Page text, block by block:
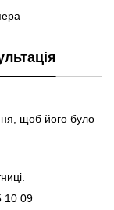
щоб його було
10 09